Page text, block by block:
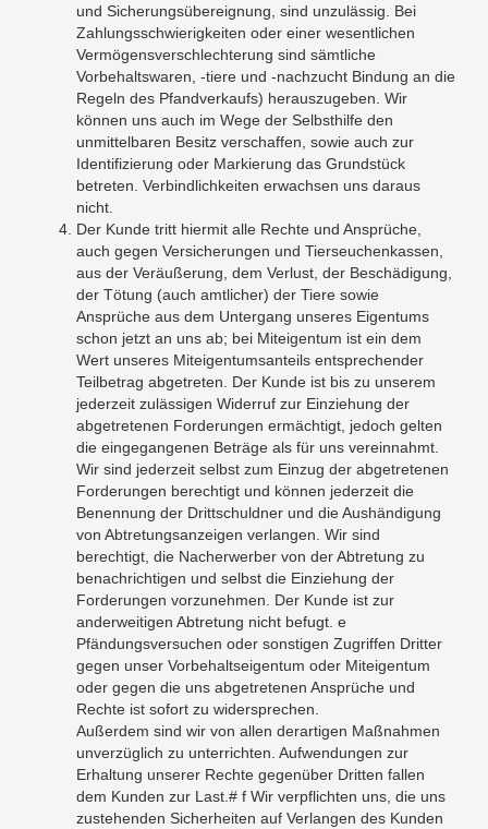
und Sicherungsübereignung, sind unzulässig. Bei
Zahlungsschwierigkeiten oder einer wesentlichen
Vermögensverschlechterung sind sämtliche
Vorbehaltswaren, -tiere und -nachzucht Bindung an die
Regeln des Pfandverkaufs) herauszugeben. Wir
können uns auch im Wege der Selbsthilfe den
unmittelbaren Besitz verschaffen, sowie auch zur
Identifizierung oder Markierung das Grundstück
betreten. Verbindlichkeiten erwachsen uns daraus
nicht.
Der Kunde tritt hiermit alle Rechte und Ansprüche,
auch gegen Versicherungen und Tierseuchenkassen,
aus der Veräußerung, dem Verlust, der Beschädigung,
der Tötung (auch amtlicher) der Tiere sowie
Ansprüche aus dem Untergang unseres Eigentums
schon jetzt an uns ab; bei Miteigentum ist ein dem
Wert unseres Miteigentumsanteils entsprechender
Teilbetrag abgetreten. Der Kunde ist bis zu unserem
jederzeit zulässigen Widerruf zur Einziehung der
abgetretenen Forderungen ermächtigt, jedoch gelten
die eingegangenen Beträge als für uns vereinnahmt.
Wir sind jederzeit selbst zum Einzug der abgetretenen
Forderungen berechtigt und können jederzeit die
Benennung der Drittschuldner und die Aushändigung
von Abtretungsanzeigen verlangen. Wir sind
berechtigt, die Nacherwerber von der Abtretung zu
benachrichtigen und selbst die Einziehung der
Forderungen vorzunehmen. Der Kunde ist zur
anderweitigen Abtretung nicht befugt. e
Pfändungsversuchen oder sonstigen Zugriffen Dritter
gegen unser Vorbehaltseigentum oder Miteigentum
oder gegen die uns abgetretenen Ansprüche und
Rechte ist sofort zu widersprechen.
Außerdem sind wir von allen derartigen Maßnahmen
unverzüglich zu unterrichten. Aufwendungen zur
Erhaltung unserer Rechte gegenüber Dritten fallen
dem Kunden zur Last.# f Wir verpflichten uns, die uns
zustehenden Sicherheiten auf Verlangen des Kunden